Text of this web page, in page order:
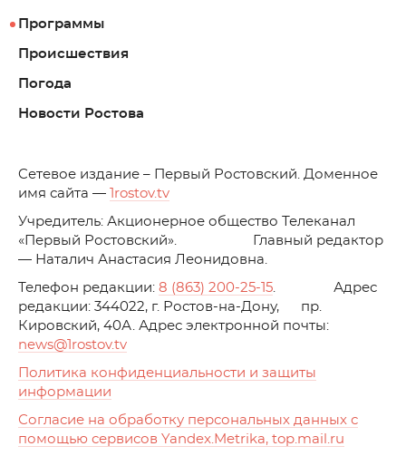
Программы
Происшествия
Погода
Новости Ростова
Cетевое издание – Первый Ростовский. Доменное
имя сайта —
1rostov.tv
Учредитель: Акционерное общество Телеканал
«Первый Ростовский». Главный редактор
— Наталич Анастасия Леонидовна.
Телефон редакции: 8 (863) 200-25-15. Адрес
редакции: 344022, г. Ростов-на-Дону, пр.
Кировский, 40А. Адрес электронной почты:
news@1rostov.tv
Политика конфиденциальности и защиты
информации
Согласие на обработку персональных данных с
помощью сервисов Yandex.Metrika, top.mail.ru